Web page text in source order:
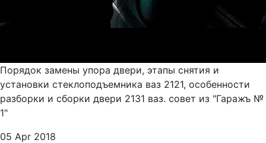
Порядок замены упора двери, этапы снятия и
установки стеклоподъемника ваз 2121, особенности
разборки и сборки двери 2131 ваз. совет из "Гаражъ №
1"
05 Apr 2018